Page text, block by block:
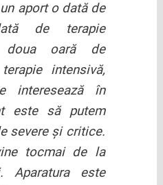
aport o dată de
de terapie
doua oară de
intensivă,
interesează în
este să putem
severe şi critice.
tocmai de la
Aparatura este